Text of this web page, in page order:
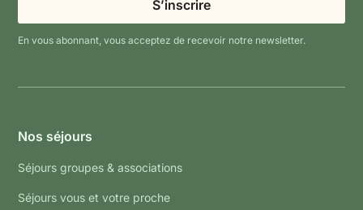
En vous abonnant, vous acceptez de recevoir notre newsletter.
Nos séjours
Séjours groupes & associations
Séjours vous et votre proche